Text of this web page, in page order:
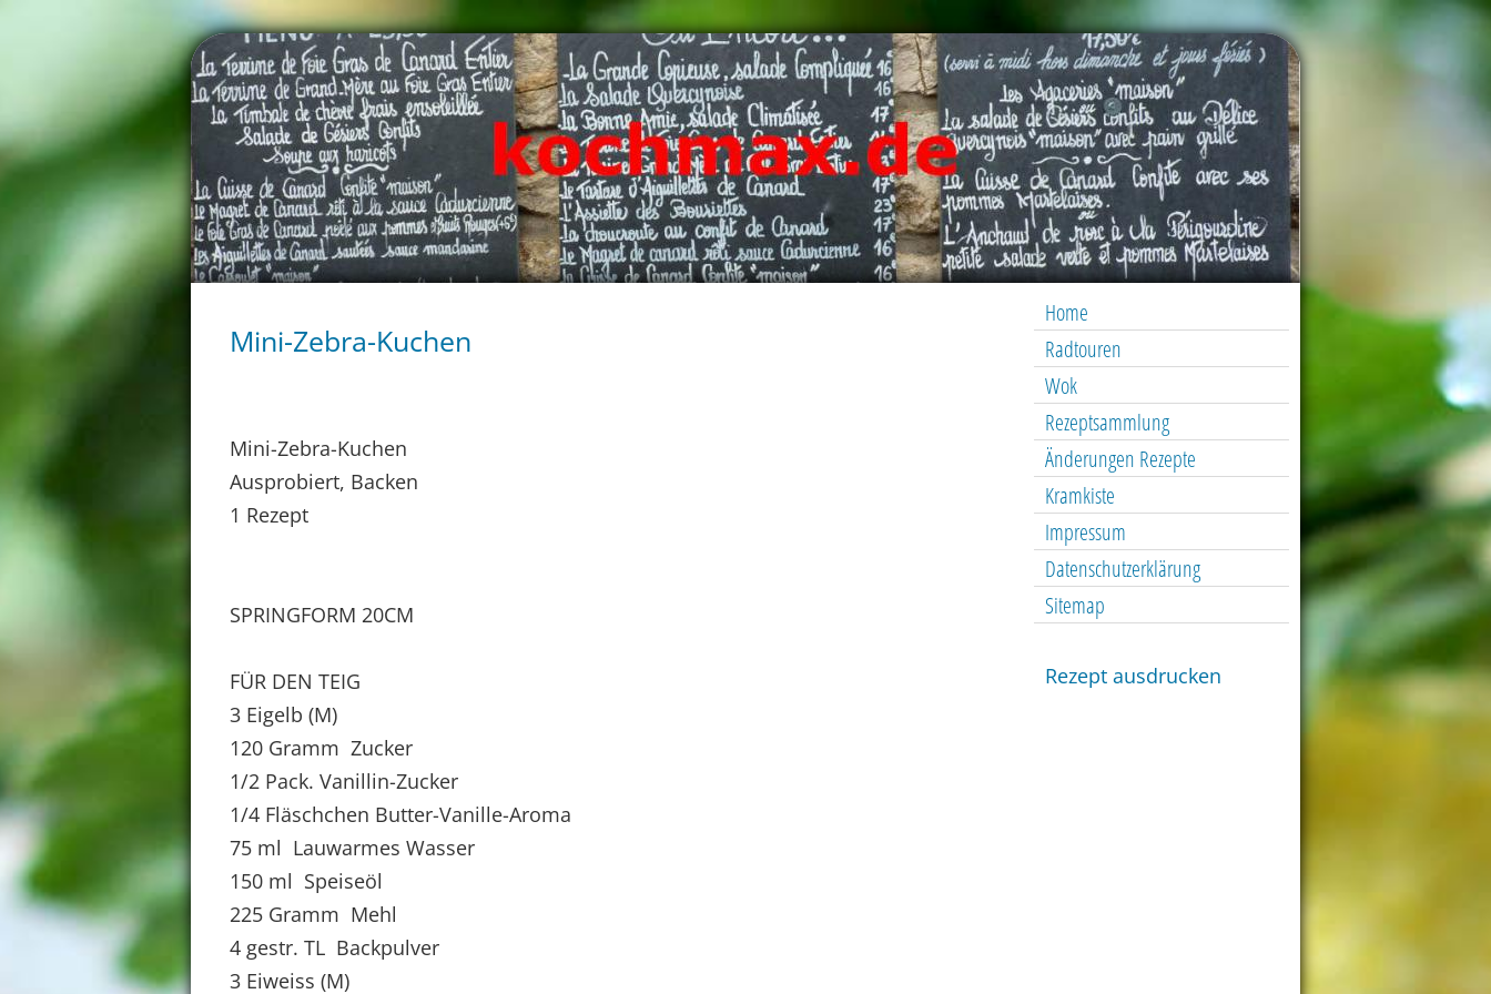
Home
Radtouren
Wok
Rezeptsammlung
Änderungen Rezepte
Kramkiste
Impressum
Datenschutzerklärung
Sitemap
Rezept ausdrucken
Mini-Zebra-Kuchen
Mini-Zebra-Kuchen
Ausprobiert, Backen
1 Rezept
SPRINGFORM 20CM
FÜR DEN TEIG
3 Eigelb (M)
120 Gramm Zucker
1/2 Pack. Vanillin-Zucker
1/4 Fläschchen Butter-Vanille-Aroma
75 ml Lauwarmes Wasser
150 ml Speiseöl
225 Gramm Mehl
4 gestr. TL Backpulver
3 Eiweiss (M)